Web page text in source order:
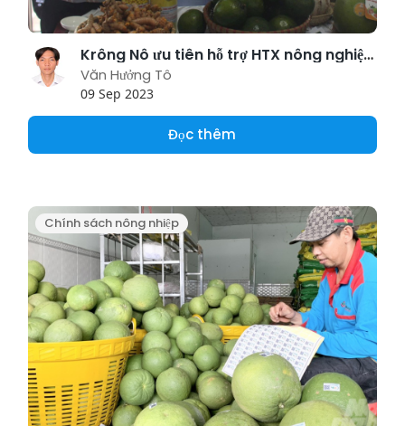
Krông Nô ưu tiên hỗ trợ HTX nông nghiệp chuyển đổi số
Văn Hưởng Tô
09 Sep 2023
Đọc thêm
Chính sách nông nhiệp